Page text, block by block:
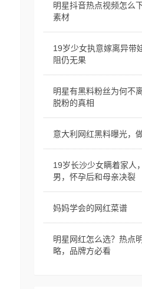
明星抖音热点视频怎么
素材
19岁少女执意嫁离异带
阻仍无果
明星有黑料粉丝为何不
脱粉的真相
意大利网红黑料曝光，
19岁长沙少女瞒着家人
男，怀孕后和母亲决裂
妈妈学会的网红菜谱
明星网红怎么选？热点
略，品牌方必看